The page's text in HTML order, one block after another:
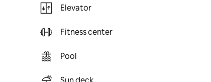
Elevator
Fitness center
Pool